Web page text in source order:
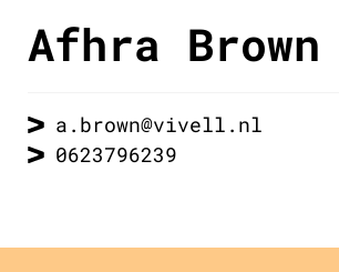
Afhra Brown
a.brown@vivell.nl
0623796239